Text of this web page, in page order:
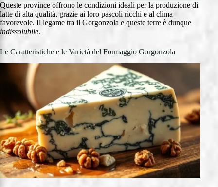
Queste province offrono le condizioni ideali per la produzione di
latte di alta qualità, grazie ai loro pascoli ricchi e al clima
favorevole. Il legame tra il Gorgonzola e queste terre è dunque
indissolubile.
Le Caratteristiche e le Varietà del Formaggio Gorgonzola